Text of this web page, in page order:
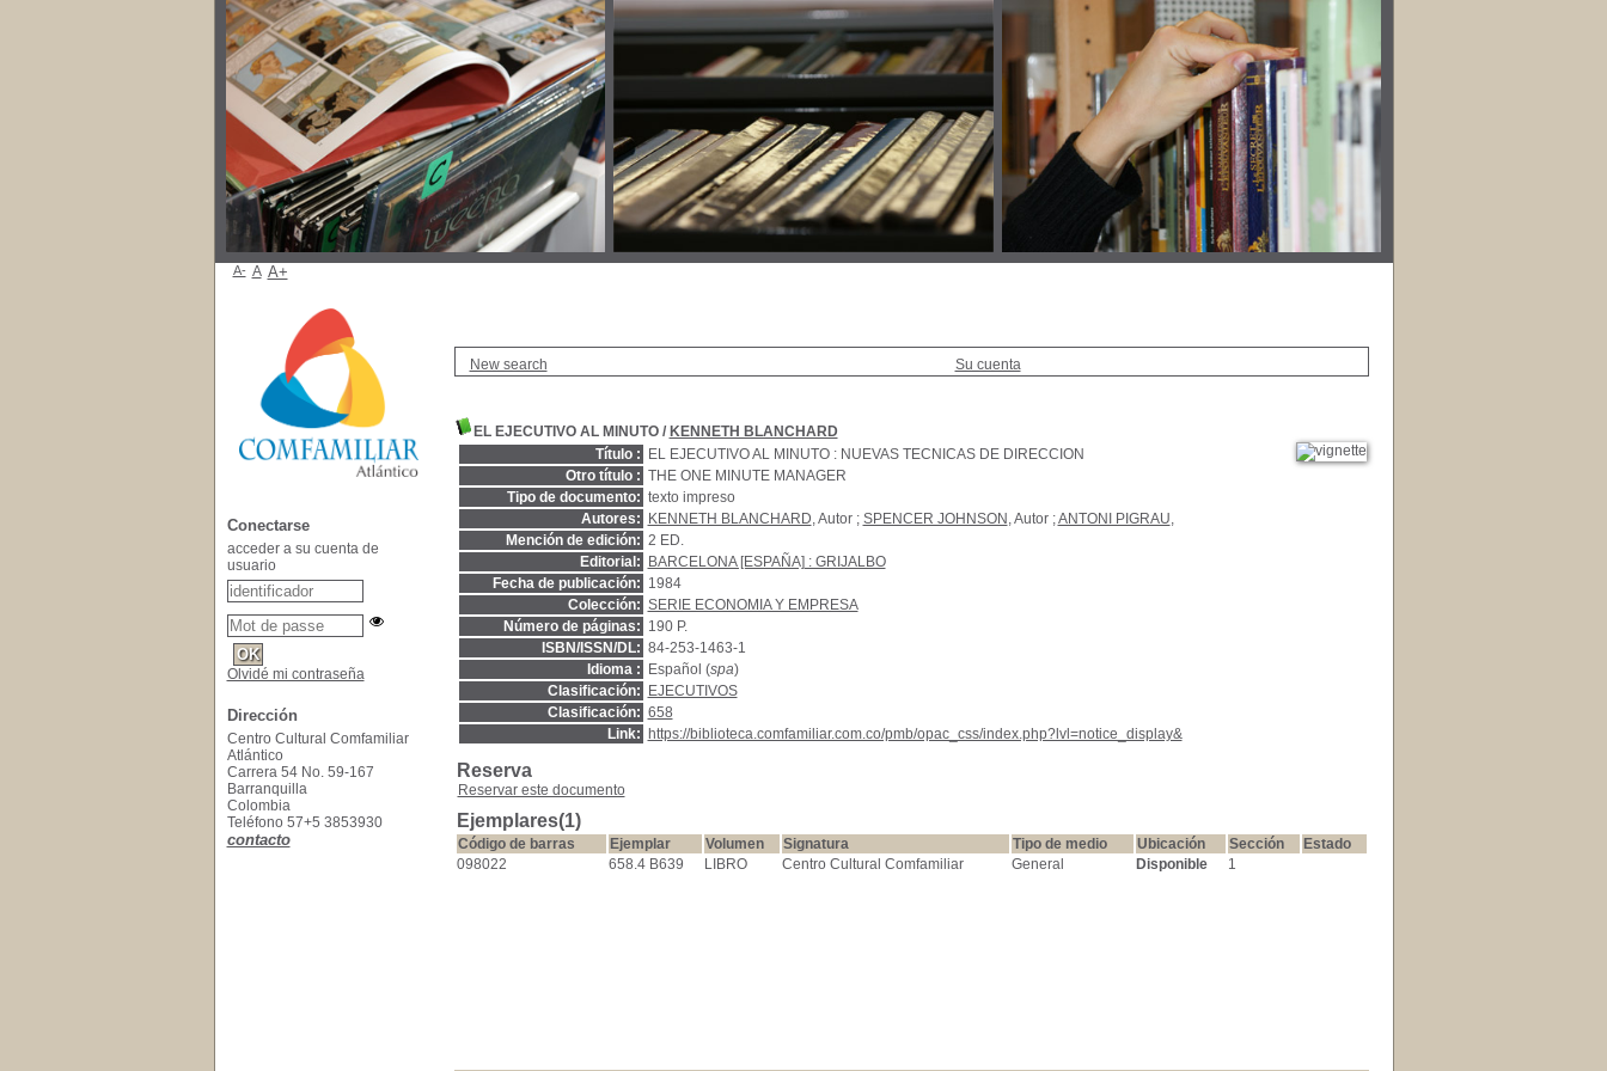
New search Su cuenta
EL EJECUTIVO AL MINUTO/ KENNETH BLANCHARD
Título :
EL EJECUTIVO AL MINUTO : NUEVAS TECNICAS DE DIRECCION
Otro título : THE ONE MINUTE MANAGER
Tipo de documento: texto impreso
Autores:
KENNETH BLANCHARD, Autor ; SPENCER JOHNSON , Autor ;ANTONI PIGRAU,
Mención de edición: 2 ED.
Editorial:
BARCELONA [ESPAÑA] : GRIJALBO
Fecha de publicación: 1984
Colección: SERIE ECONOMIA Y EMPRESA
Número de páginas: 190 P.
ISBN/ISSN/DL: 84-253-1463-1
Idioma :
Español (spa)
Clasificación:
EJECUTIVOS
Clasificación: 658
Link:
https://biblioteca.comfamiliar.com.co/pmb/opac_css/index.php?lvl=notice_display&
Reserva
Reservar este documento
Ejemplares(1)
Código de barras Ejemplar Volumen Signatura Tipo de medio Ubicación Sección
Estado
098022
658.4 B639 LIBRO Centro Cultural Comfamiliar General Disponible 1
A- A A+
Conectarse
acceder a su cuenta de
usuario
Olvidé mi contraseña
Dirección
Centro Cultural Comfamiliar
Atlántico
Carrera 54 No. 59-167
Barranquilla
Colombia
Teléfono 57+5 3853930
contacto